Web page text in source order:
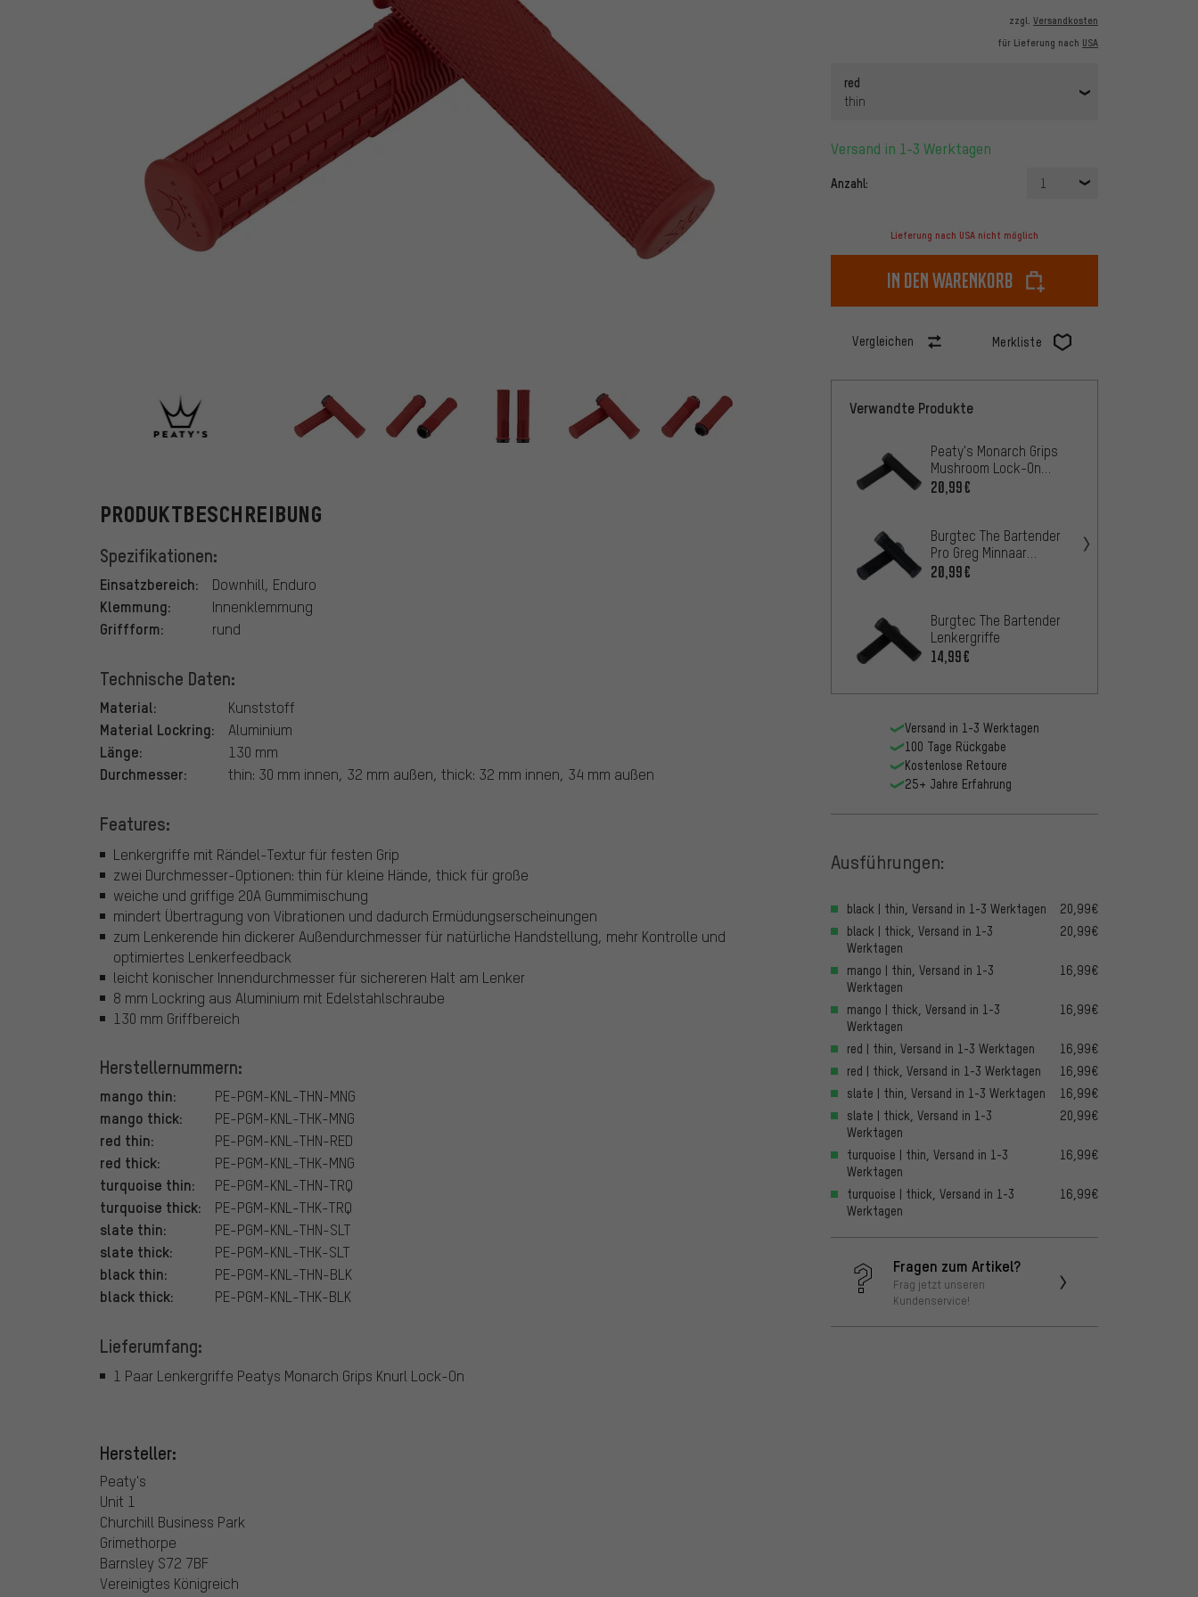
zzgl. Versandkosten
für Lieferung nach USA
red
thin
Versand in 1-3 Werktagen
Anzahl: 1
Lieferung nach USA nicht möglich
In den Warenkorb
Vergleichen Merkliste
Peaty's
PRODUKTBESCHREIBUNG
Spezifikationen:
Einsatzbereich: Downhill, Enduro
Klemmung: Innenklemmung
Griffform: rund
Technische Daten:
Material: Kunststoff
Material Lockring: Aluminium
Länge: 130 mm
Durchmesser: thin: 30 mm innen, 32 mm außen, thick: 32 mm innen, 34 mm außen
Features:
Lenkergriffe mit Rändel-Textur für festen Grip
zwei Durchmesser-Optionen: thin für kleine Hände, thick für große
weiche und griffige 20A Gummimischung
mindert Übertragung von Vibrationen und dadurch Ermüdungserscheinungen
zum Lenkerende hin dickerer Außendurchmesser für natürliche Handstellung, mehr Kontrolle und
optimiertes Lenkerfeedback
leicht konischer Innendurchmesser für sichereren Halt am Lenker
8 mm Lockring aus Aluminium mit Edelstahlschraube
130 mm Griffbereich
Herstellernummern:
mango thin: PE-PGM-KNL-THN-MNG
mango thick: PE-PGM-KNL-THK-MNG
red thin: PE-PGM-KNL-THN-RED
red thick: PE-PGM-KNL-THK-MNG
turquoise thin: PE-PGM-KNL-THN-TRQ
turquoise thick: PE-PGM-KNL-THK-TRQ
slate thin: PE-PGM-KNL-THN-SLT
slate thick: PE-PGM-KNL-THK-SLT
black thin: PE-PGM-KNL-THN-BLK
black thick: PE-PGM-KNL-THK-BLK
Lieferumfang:
1 Paar Lenkergriffe Peatys Monarch Grips Knurl Lock-On
Hersteller:
Peaty's
Unit 1
Churchill Business Park
Grimethorpe
Barnsley S72 7BF
Vereinigtes Königreich
Verwandte Produkte
Peaty's Monarch Grips
Mushroom Lock-On
Lenkergriffe
20,99€
Burgtec The Bartender
Pro Greg Minnaar
Signature Lenkergriffe
20,99€
Burgtec The Bartender
Lenkergriffe
14,99€
Versand in 1-3 Werktagen
100 Tage Rückgabe
Kostenlose Retoure
25+ Jahre Erfahrung
Ausführungen:
black | thin, Versand in 1-3 Werktagen
20,99€
black | thick, Versand in 1-3
Werktagen
20,99€
mango | thin, Versand in 1-3
Werktagen
16,99€
mango | thick, Versand in 1-3
Werktagen
16,99€
red | thin, Versand in 1-3 Werktagen
16,99€
red | thick, Versand in 1-3 Werktagen
16,99€
slate | thin, Versand in 1-3 Werktagen
16,99€
slate | thick, Versand in 1-3
Werktagen
20,99€
turquoise | thin, Versand in 1-3
Werktagen
16,99€
turquoise | thick, Versand in 1-3
Werktagen
16,99€
Fragen zum Artikel?
Frag jetzt unseren
Kundenservice!